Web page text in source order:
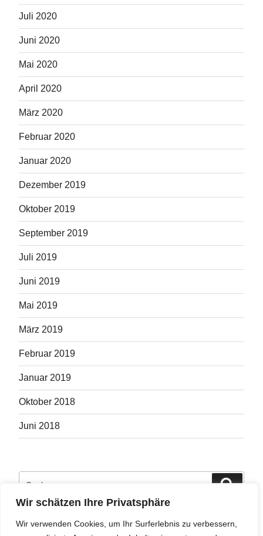
Wir schätzen Ihre Privatsphäre
Wir verwenden Cookies, um Ihr Surferlebnis zu verbessern,
Juli 2020
Juni 2020
Mai 2020
April 2020
März 2020
Februar 2020
Januar 2020
Dezember 2019
Oktober 2019
September 2019
Juli 2019
Juni 2019
Mai 2019
März 2019
Februar 2019
Januar 2019
Oktober 2018
Juni 2018